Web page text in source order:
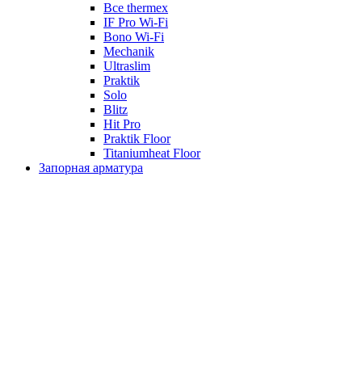
Все thermex
IF Pro Wi-Fi
Bono Wi-Fi
Mechanik
Ultraslim
Praktik
Solo
Blitz
Hit Pro
Praktik Floor
Titaniumheat Floor
Запорная арматура